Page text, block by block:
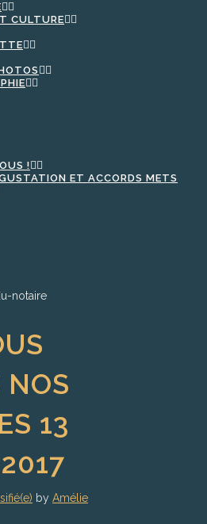
CULTURE
!
ET ACCORDS METS
NOS
13
by Amélie